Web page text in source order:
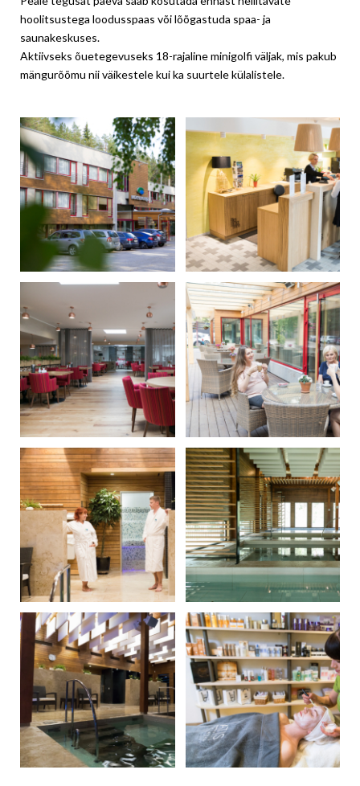
hoolitsustega loodusspaas või lõõgastuda spaa- ja
saunakeskuses.
Aktiivseks õuetegevuseks 18-rajaline minigolfi väljak, mis pakub
mängurõõmu nii väikestele kui ka suurtele külalistele.